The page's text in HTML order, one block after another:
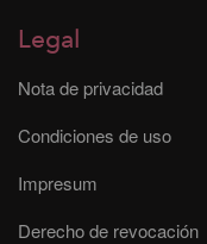
Legal
Nota de privacidad
Condiciones de uso
Impresum
Derecho de revocación